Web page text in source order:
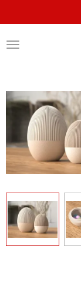
direct
naar